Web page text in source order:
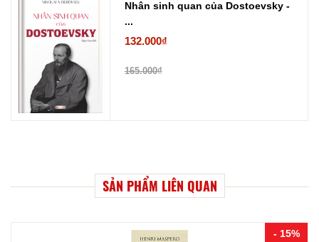
Nhân sinh quan của Dostoevsky -
...
132.000₫
165.000₫
SẢN PHẨM LIÊN QUAN
- 15%